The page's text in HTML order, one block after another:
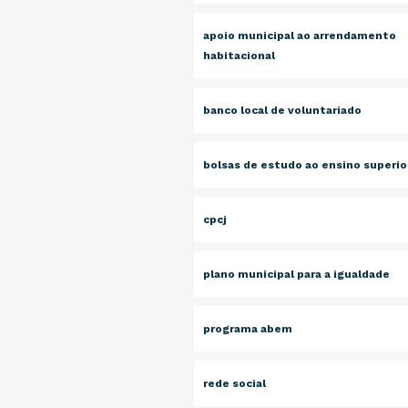
apoio municipal ao arrendamento
habitacional
banco local de voluntariado
bolsas de estudo ao ensino
cpcj
plano municipal para a igualdade
programa abem
rede social